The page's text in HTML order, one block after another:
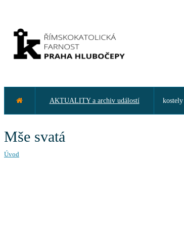
AKTUALITY a archiv událostí kostely
Mše svatá
Úvod